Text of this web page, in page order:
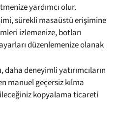
yardımcı olur.
sürekli masaüstü erişimine
izlemenize, botları
düzenlemenize olanak
daha deneyimli yatırımcıların
manuel geçersiz kılma
kopyalama ticareti